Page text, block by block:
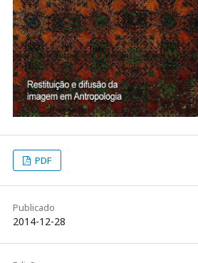
PDF
Publicado
2014-12-28